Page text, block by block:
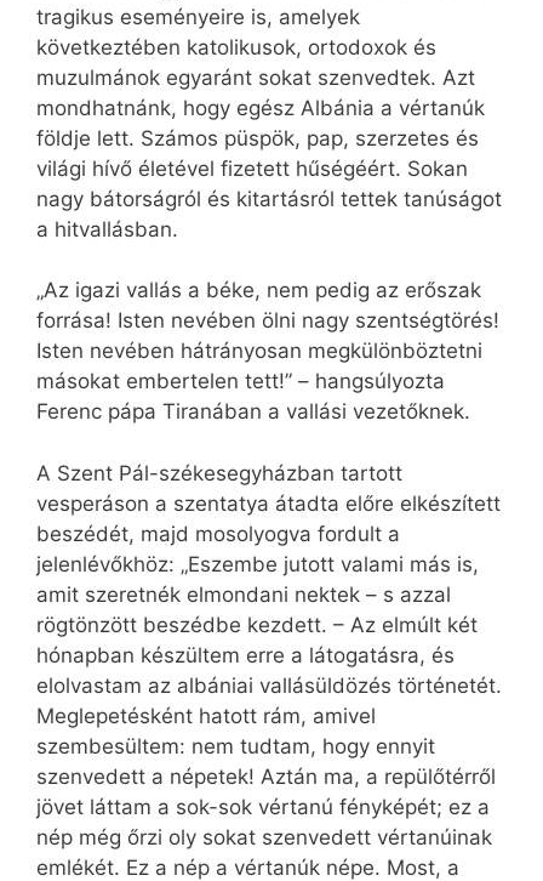
tragikus eseményeire is, amelyek
következtében katolikusok, ortodoxok és
muzulmánok egyaránt sokat szenvedtek. Azt
mondhatnánk, hogy egész Albánia a vértanúk
földje lett. Számos püspök, pap, szerzetes és
világi hívő életével fizetett hűségéért. Sokan
nagy bátorságról és kitartásról tettek tanúságot
a hitvallásban.
„Az igazi vallás a béke, nem pedig az erőszak
forrása! Isten nevében ölni nagy szentségtörés!
Isten nevében hátrányosan megkülönböztetni
másokat embertelen tett!” – hangsúlyozta
Ferenc pápa Tiranában a vallási vezetőknek.
A Szent Pál-székesegyházban tartott
vesperáson a szentatya átadta előre elkészített
beszédét, majd mosolyogva fordult a
jelenlévőkhöz: „Eszembe jutott valami más is,
amit szeretnék elmondani nektek – s azzal
rögtönzött beszédbe kezdett. – Az elmúlt két
hónapban készültem erre a látogatásra, és
elolvastam az albániai vallásüldözés történetét.
Meglepetésként hatott rám, amivel
szembesültem: nem tudtam, hogy ennyit
szenvedett a népetek! Aztán ma, a repülőtérről
jövet láttam a sok-sok vértanú fényképét; ez a
nép még őrzi oly sokat szenvedett vértanúinak
emlékét. Ez a nép a vértanúk népe. Most, a